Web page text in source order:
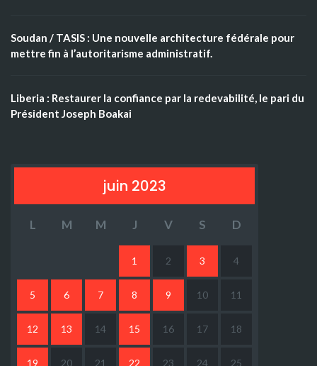
Soudan / TASIS : Une nouvelle architecture fédérale pour
mettre fin à l’autoritarisme administratif.
Liberia : Restaurer la confiance par la redevabilité, le pari du
Président Joseph Boakai
juin 2023
L M M J V S D
1 2 3 4
5 6 7 8 9 10 11
12 13 14 15 16 17 18
19 20 21 22 23 24 25